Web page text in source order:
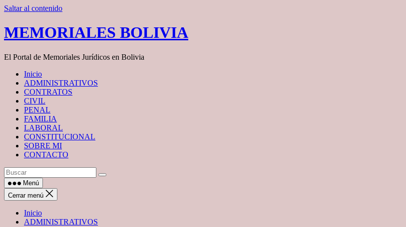
Saltar al contenido
MEMORIALES BOLIVIA
El Portal de Memoriales Jurídicos en Bolivia
Inicio
ADMINISTRATIVOS
CONTRATOS
CIVIL
PENAL
FAMILIA
LABORAL
CONSTITUCIONAL
SOBRE MI
CONTACTO
Menú
Cerrar menú
Inicio
ADMINISTRATIVOS